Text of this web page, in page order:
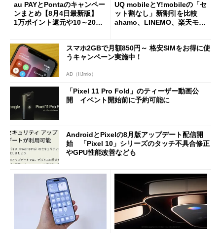
au PAYとPontaのキャンペー
ンまとめ【8月4日最新版】
1万ポイント還元や10～20％
UQ mobileとY!mobileの「セ
ット割なし」新割引を比較
ahamo、LINEMO、楽天モバ
スマホ2GBで月額850円～ 格安SIMをお得に使
うキャンペーン実施中！
AD（IIJmio）
「Pixel 11 Pro Fold」のティーザー動画公
開 イベント開始前に予約可能に
AndroidとPixelの8月版アップデート配信開
始 「Pixel 10」シリーズのタッチ不具合修正
やGPU性能改善なども